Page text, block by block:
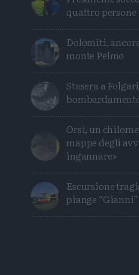
quattro persone
Dolomiti,
monte Pelmo
Stasera a Folgaria il docufilm sul
Orsi, un
mappe degli
ingannare»
Escursione
piange